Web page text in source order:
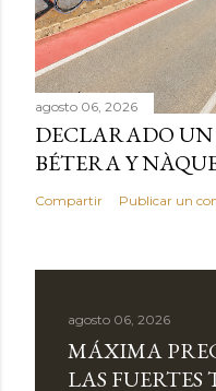
agosto 06, 2026
DECLARADO
BÉTERA Y
Compartir Publicar un
agosto 06, 2026
MÁXIMA
LAS